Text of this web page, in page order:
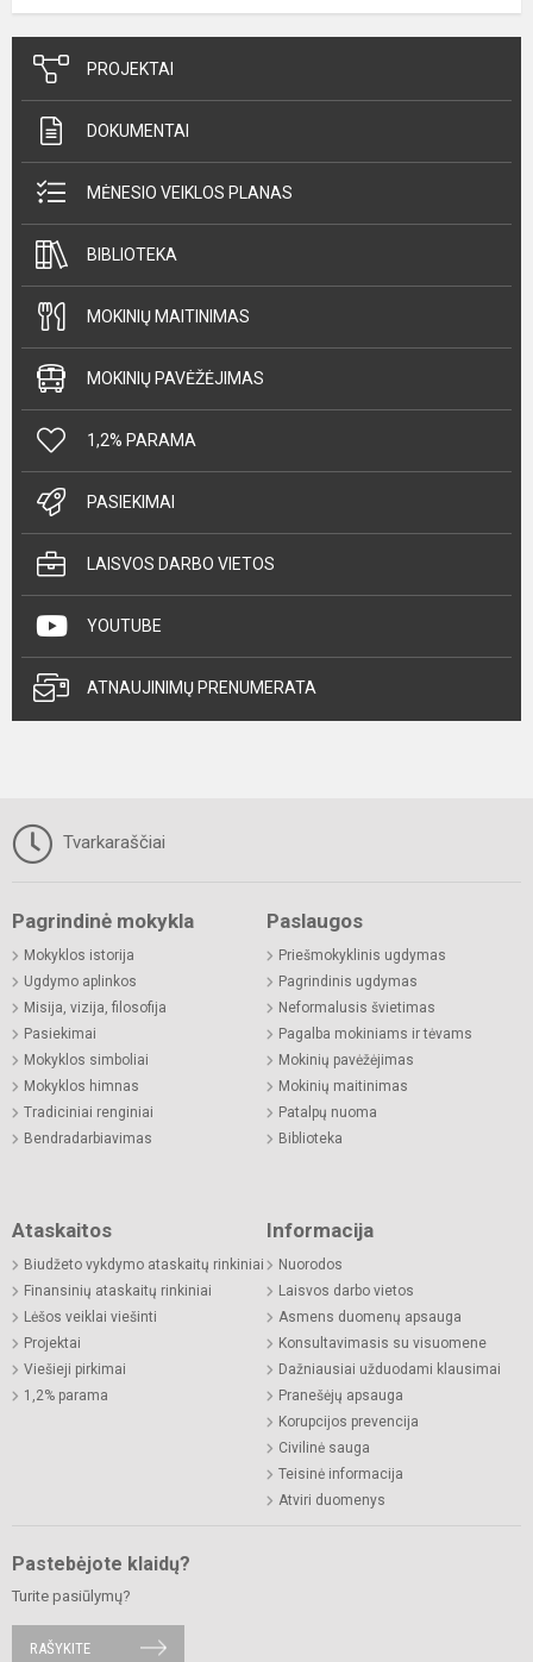
PROJEKTAI
DOKUMENTAI
MĖNESIO VEIKLOS PLANAS
BIBLIOTEKA
MOKINIŲ MAITINIMAS
MOKINIŲ PAVĖŽĖJIMAS
1,2% PARAMA
PASIEKIMAI
LAISVOS DARBO VIETOS
YOUTUBE
ATNAUJINIMŲ PRENUMERATA
Tvarkaraščiai
Pagrindinė mokykla
Mokyklos istorija
Ugdymo aplinkos
Misija, vizija, filosofija
Pasiekimai
Mokyklos simboliai
Mokyklos himnas
Tradiciniai renginiai
Bendradarbiavimas
Paslaugos
Priešmokyklinis ugdymas
Pagrindinis ugdymas
Neformalusis švietimas
Pagalba mokiniams ir tėvams
Mokinių pavėžėjimas
Mokinių maitinimas
Patalpų nuoma
Biblioteka
Ataskaitos
Biudžeto vykdymo ataskaitų rinkiniai
Finansinių ataskaitų rinkiniai
Lėšos veiklai viešinti
Projektai
Viešieji pirkimai
1,2% parama
Informacija
Nuorodos
Laisvos darbo vietos
Asmens duomenų apsauga
Konsultavimasis su visuomene
Dažniausiai užduodami klausimai
Pranešėjų apsauga
Korupcijos prevencija
Civilinė sauga
Teisinė informacija
Atviri duomenys
Pastebėjote klaidų?
Turite pasiūlymų?
RAŠYKITE